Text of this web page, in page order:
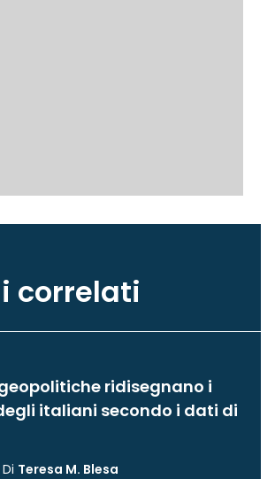
correlati
ridisegnano i
italiani secondo i dati di
Di Teresa M. Blesa